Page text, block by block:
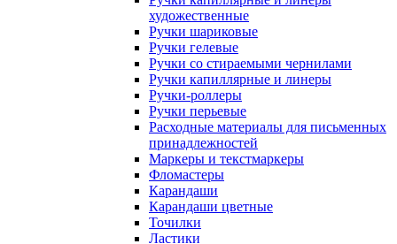
художественные
Ручки шариковые
Ручки гелевые
Ручки со стираемыми чернилами
Ручки капиллярные и линеры
Ручки-роллеры
Ручки перьевые
Расходные материалы для письменных
принадлежностей
Маркеры и текстмаркеры
Фломастеры
Карандаши
Карандаши цветные
Точилки
Ластики